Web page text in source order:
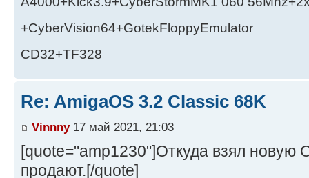
+CyberVision64+GotekFloppyEmulator
CD32+TF328
Re: AmigaOS 3.2 Classic 68K
Vinnny17 май 2021, 21:03
[quote="amp1230"]Откуда взял
продают.[/quote]